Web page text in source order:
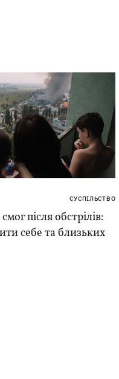
СУСПІЛЬСТВО
після обстрілів:
себе та близьких